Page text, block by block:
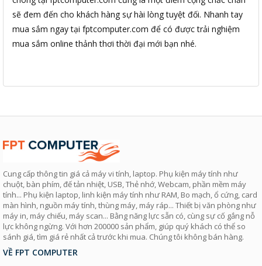
sẽ đem đến cho khách hàng sự hài lòng tuyệt đối. Nhanh tay
mua sắm ngay tại fptcomputer.com để có được trải nghiệm
mua sắm online thảnh thơi thời đại mới bạn nhé.
Cung cấp thông tin giá cả máy vi tính, laptop. Phụ kiện máy tính như
chuột, bàn phím, đế tản nhiệt, USB, Thẻ nhớ, Webcam, phần mềm máy
tính... Phụ kiện laptop, linh kiện máy tính như RAM, Bo mạch, ổ cứng, card
màn hình, nguồn máy tính, thùng máy, máy ráp... Thiết bị văn phòng như
máy in, máy chiếu, máy scan... Bằng năng lực sẵn có, cùng sự cố gắng nỗ
lực không ngừng. Với hơn 200000 sản phẩm, giúp quý khách có thể so
sánh giá, tìm giá rẻ nhất cả trước khi mua. Chúng tôi không bán hàng.
VỀ FPT COMPUTER